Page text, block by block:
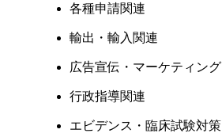
各種申請関連
輸出・輸入関連
広告宣伝・マーケティング
行政指導関連
エビデンス・臨床試験対策